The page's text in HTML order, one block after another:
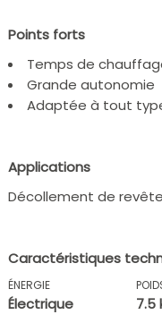
Points forts
Temps de
Grande autonomie
Adaptée à tout
Applications
Décollement de
Caractéristiques
ÉNERGIE
Électrique 7.5